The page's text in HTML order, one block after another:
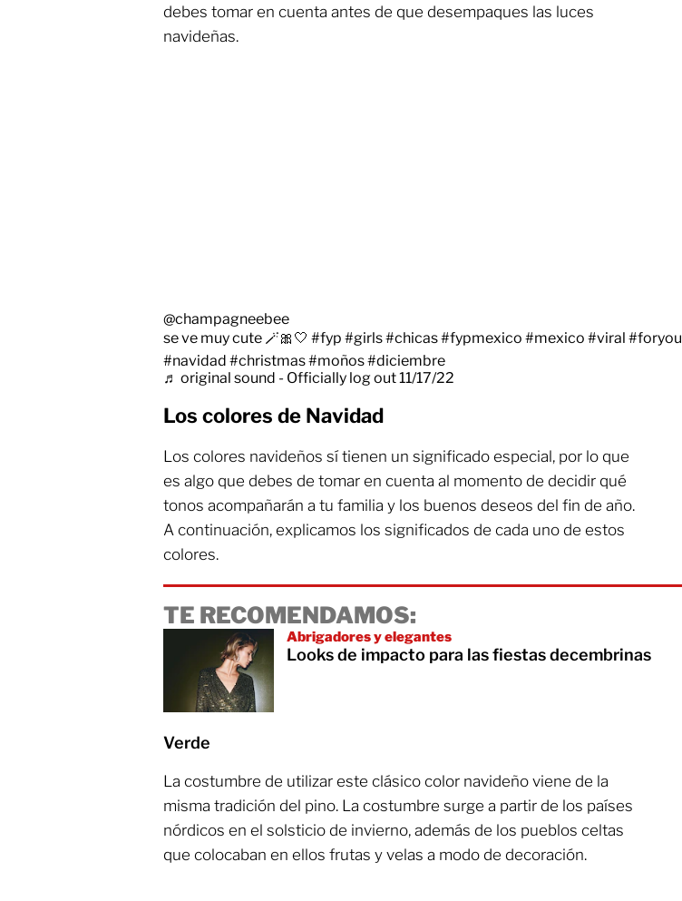
debes tomar en cuenta antes de que desempaques las luces
navideñas.
@champagneebee
se ve muy cute 🪄🎀🤍 #fyp #girls#chicas#fypmexico #mexico #viral #foryou
#navidad #christmas#moños#diciembre
♬ original sound - Officially log out 11/17/22
Los colores de Navidad
Los colores navideños sí tienen un significado especial, por lo que
es algo que debes de tomar en cuenta al momento de decidir qué
tonos acompañarán a tu familia y los buenos deseos del fin de año.
A continuación, explicamos los significados de cada uno de estos
colores.
TE RECOMENDAMOS:
Abrigadores y elegantes
Looks de impacto para las fiestas decembrinas
Verde
La costumbre de utilizar este clásico color navideño viene de la
misma tradición del pino. La costumbre surge a partir de los países
nórdicos en el solsticio de invierno, además de los pueblos celtas
que colocaban en ellos frutas y velas a modo de decoración.